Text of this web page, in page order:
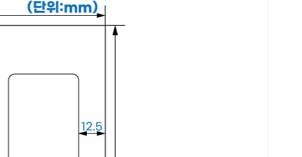
투명(25μm) 방수 레이저
CL654LT레이저 전용